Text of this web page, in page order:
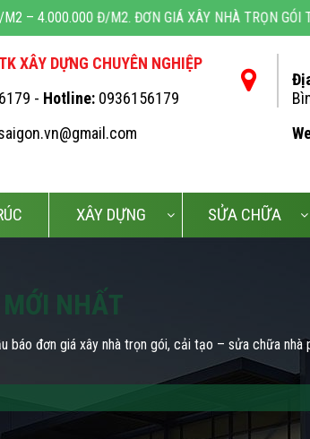
Đ/M2. ĐƠN GIÁ XÂY NHÀ TRỌN GÓI TỪ 4.900.000
XÂY DỰNG CHUYÊN NGHIỆP
- Hotline: 0936156179
XÂY DỰNG SỬA CHỮA
NHẤT
báo đơn giá xây nhà trọn gói, cải tạo – sửa chữa